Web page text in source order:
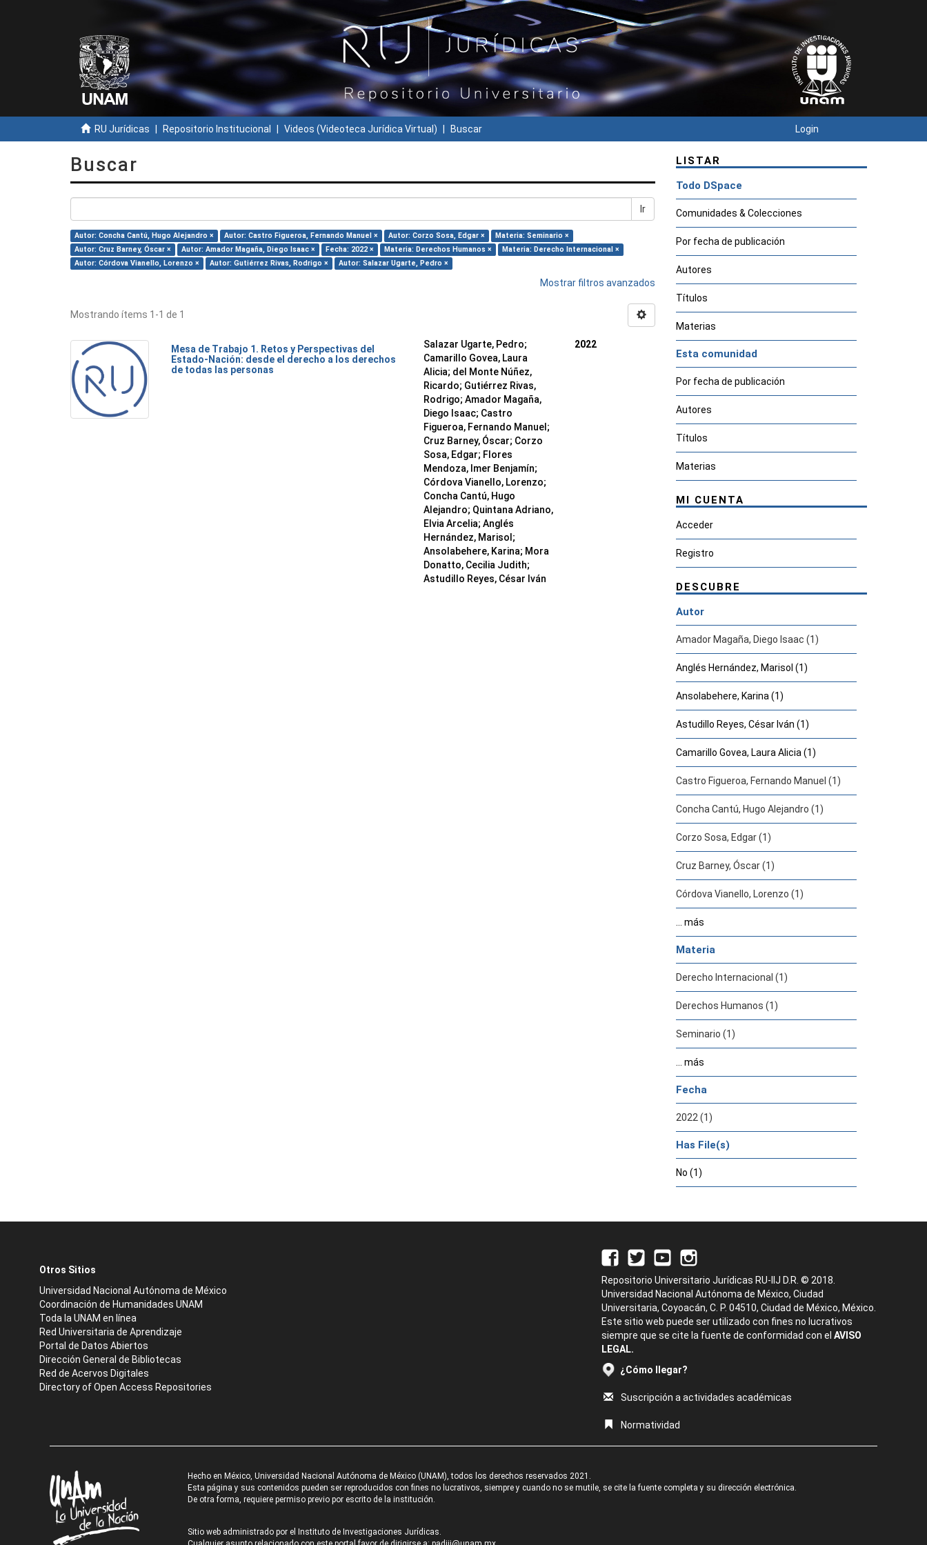
RU Jurídicas Repositorio Institucional Videos (Videoteca Jurídica Virtual) Buscar Login
Buscar
Ir
Autor: Concha Cantú, Hugo Alejandro × Autor: Castro Figueroa, Fernando Manuel × Autor: Corzo Sosa, Edgar ×
Materia: Seminario ×
Autor: Cruz Barney, Óscar ×
Autor: Amador Magaña, Diego Isaac × Fecha: 2022 × Materia: Derechos Humanos ×
Materia: Derecho Internacional ×
Autor: Córdova Vianello, Lorenzo ×
Autor: Gutiérrez Rivas, Rodrigo × Autor: Salazar Ugarte, Pedro ×
Mostrar filtros avanzados
Mostrando ítems 1-1 de 1
Mesa de Trabajo 1. Retos y Perspectivas del
Estado-Nación: desde el derecho a los derechos
de todas las personas
Salazar Ugarte, Pedro;
Camarillo Govea, Laura
Alicia; del Monte Núñez,
Ricardo; Gutiérrez Rivas,
Rodrigo; Amador Magaña,
Diego Isaac; Castro
Figueroa, Fernando Manuel ;
Cruz Barney, Óscar; Corzo
Sosa, Edgar; Flores
Mendoza, Imer Benjamín;
Córdova Vianello, Lorenzo;
Concha Cantú, Hugo
Alejandro; Quintana Adriano,
Elvia Arcelia; Anglés
Hernández, Marisol ;
Ansolabehere, Karina; Mora
Donatto, Cecilia Judith;
Astudillo Reyes, César Iván
2022
LISTAR
Todo DSpace
Comunidades & Colecciones
Por fecha de publicación
Autores
Títulos
Materias
Esta comunidad
Por fecha de publicación
Autores
Títulos
Materias
MI CUENTA
Acceder
Registro
DESCUBRE
Autor
Amador Magaña, Diego Isaac (1)
Anglés Hernández, Marisol (1)
Ansolabehere, Karina (1)
Astudillo Reyes, César Iván (1)
Camarillo Govea, Laura Alicia (1)
Castro Figueroa, Fernando Manuel (1)
Concha Cantú, Hugo Alejandro (1)
Corzo Sosa, Edgar (1)
Cruz Barney, Óscar (1)
Córdova Vianello, Lorenzo (1)
... más
Materia
Derecho Internacional (1)
Derechos Humanos (1)
Seminario (1)
... más
Fecha
2022 (1)
Has File(s)
No (1)
Otros Sitios
Universidad Nacional Autónoma de México
Coordinación de Humanidades UNAM
Toda la UNAM en línea
Red Universitaria de Aprendizaje
Portal de Datos Abiertos
Dirección General de Bibliotecas
Red de Acervos Digitales
Directory of Open Access Repositories
Repositorio Universitario Jurídicas RU-IIJ D.R. © 2018.
Universidad Nacional Autónoma de México, Ciudad
Universitaria, Coyoacán, C. P. 04510, Ciudad de México, México.
Este sitio web puede ser utilizado con fines no lucrativos
siempre que se cite la fuente de conformidad con el AVISO
LEGAL.
¿Cómo llegar?
Suscripción a actividades académicas
Normatividad
Hecho en México, Universidad Nacional Autónoma de México (UNAM), todos los derechos reservados 2021.
Esta página y sus contenidos pueden ser reproducidos con fines no lucrativos, siempre y cuando no se mutile, se cite la fuente completa y su dirección electrónica.
De otra forma, requiere permiso previo por escrito de la institución.
Sitio web administrado por el Instituto de Investigaciones Jurídicas.